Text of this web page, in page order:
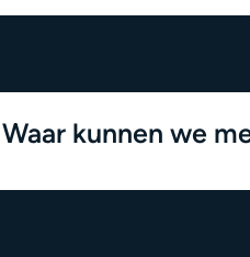
Waar kunnen we